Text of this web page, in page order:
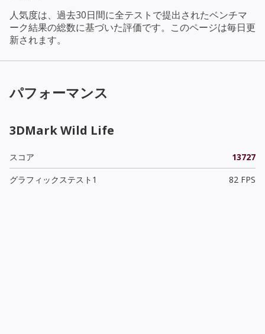
人気度は、過去30日間に全テストで提出されたベンチマ
ーク結果の総数に基づいた評価です。このページは毎日更
新されます。
パフォーマンス
3DMark Wild Life
スコア
13727
グラフィックステスト1
82 FPS